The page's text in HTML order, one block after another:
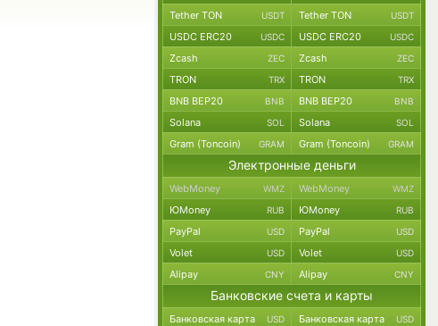
Tether TON USDT Tether TON USDT
USDC ERC20 USDC USDC ERC20 USDC
Zcash ZEC Zcash ZEC
TRON TRX TRON TRX
BNB BEP20 BNB BNB BEP20 BNB
Solana SOL Solana SOL
Gram (Toncoin) GRAM Gram (Toncoin) GRAM
Электронные деньги
WebMoney WMZ WebMoney WMZ
ЮMoney RUB ЮMoney RUB
PayPal USD PayPal USD
Volet USD Volet USD
Alipay CNY Alipay CNY
Банковские счета и карты
Банковская карта USD Банковская карта USD